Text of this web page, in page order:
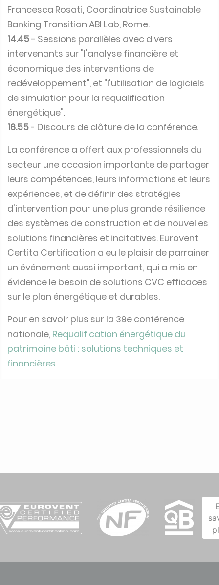
Francesca Rosati, Coordinatrice Sustainable
Banking Transition ABI Lab, Rome.
14.45- Sessions parallèles avec divers
intervenants sur "l'analyse financière et
économique des interventions de
redéveloppement", et "l'utilisation de logiciels
de simulation pour la requalification
énergétique".
16.55- Discours de clôture de la conférence.
La conférence a offert aux professionnels du
secteur une occasion importante de partager
leurs compétences, leurs informations et leurs
expériences, et de définir des stratégies
d'intervention pour une plus grande résilience
des systèmes de construction et de nouvelles
solutions financières et incitatives. Eurovent
Certita Certification a eu le plaisir de parrainer
un événement aussi important, qui a mis en
évidence le besoin de solutions CVC efficaces
sur le plan énergétique et durables.
Pour en savoir plus sur la 39e conférence
nationale, Requalification énergétique du
patrimoine bâti : solutions techniques et
financières.